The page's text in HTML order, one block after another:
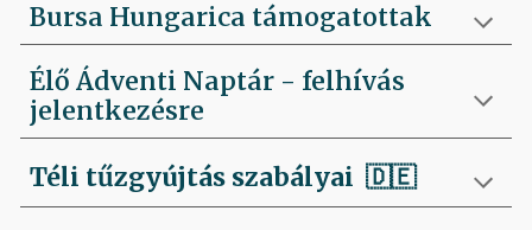
Bursa Hungarica támogatottak
Élő Ádventi Naptár - felhívás
jelentkezésre
Téli tűzgyújtás szabályai 🇩🇪